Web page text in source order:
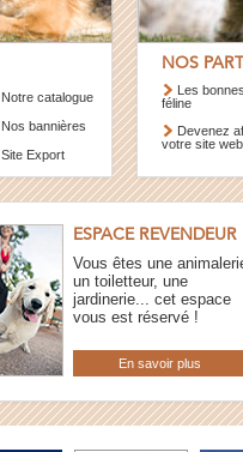
Notre catalogue
Nos bannières
Site Export
NOS
Les
féline
Devenez
votre site web
ESPACE REVENDEUR
Vous êtes une
un toiletteur, une
jardinerie... cet espace
vous est réservé !
En savoir plus